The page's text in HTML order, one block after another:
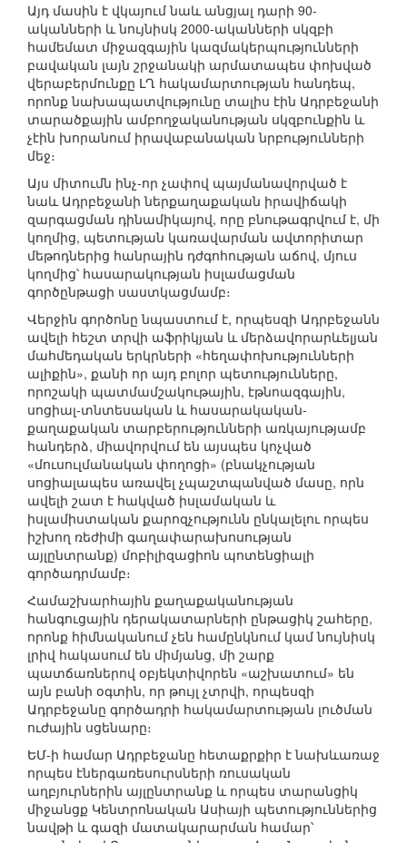
Այդ մասին է վկայում նաև անցյալ դարի 90-
ականների և նույնիսկ 2000-ականների սկզբի
համեմատ միջազգային կազմակերպությունների
բավական լայն շրջանակի արմատապես փոխված
վերաբերմունքը ԼՂ հակամարտության հանդեպ,
որոնք նախապատվությունը տալիս էին Ադրբեջանի
տարածքային ամբողջականության սկզբունքին և
չէին խորանում իրավաբանական նրբությունների
մեջ։
Այս միտումն ինչ-որ չափով պայմանավորված է
նաև Ադրբեջանի ներքաղաքական իրավիճակի
զարգացման դինամիկայով, որը բնութագրվում է, մի
կողմից, պետության կառավարման ավտորիտար
մեթոդներից հանրային դժգոհության աճով, մյուս
կողմից՝ հասարակության իսլամացման
գործընթացի սաստկացմամբ։
Վերջին գործոնը նպաստում է, որպեսզի Ադրբեջանն
ավելի հեշտ տրվի աֆրիկյան և մերձավորարևելյան
մահմեդական երկրների «հեղափոխությունների
ալիքին», քանի որ այդ բոլոր պետությունները,
որոշակի պատմամշակութային, էթնոազգային,
սոցիալ-տնտեսական և հասարակական-
քաղաքական տարբերությունների առկայությամբ
հանդերձ, միավորվում են այսպես կոչված
«մուսուլմանական փողոցի» (բնակչության
սոցիալապես առավել չպաշտպանված մասը, որն
ավելի շատ է հակված իսլամական և
իսլամիստական քարոզչությունն ընկալելու որպես
իշխող ռեժիմի գաղափարախոսության
այլընտրանք) մոբիլիզացիոն պոտենցիալի
գործադրմամբ։
Համաշխարհային քաղաքականության
հանգուցային դերակատարների ընթացիկ շահերը,
որոնք հիմնականում չեն համընկնում կամ նույնիսկ
լրիվ հակասում են միմյանց, մի շարք
պատճառներով օբյեկտիվորեն «աշխատում» են
այն բանի օգտին, որ թույլ չտրվի, որպեսզի
Ադրբեջանը գործադրի հակամարտության լուծման
ուժային սցենարը։
ԵՄ-ի համար Ադրբեջանը հետաքրքիր է նախևառաջ
որպես էներգառեսուրսների ռուսական
աղբյուրներին այլընտրանք և որպես տարանցիկ
միջանցք Կենտրոնական Ասիայի պետություններից
նավթի և գազի մատակարարման համար՝